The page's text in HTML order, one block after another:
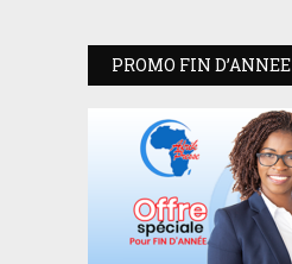
PROMO FIN D’ANNEE